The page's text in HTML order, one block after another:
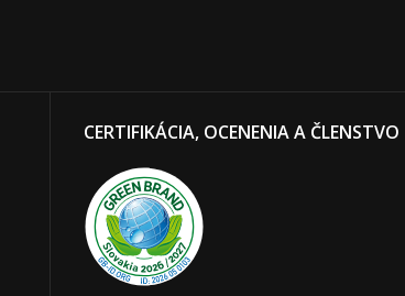
CERTIFIKÁCIA, OCENENIA A ČLENSTVO